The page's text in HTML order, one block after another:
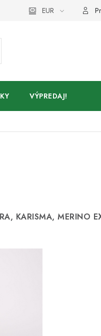
KontaktyEUR
VÝPREDAJ!
KARISMA, MERINO